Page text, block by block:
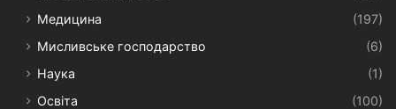
Медицина
(197)
Мисливське господарство
(6)
Наука
(1)
Освіта
(100)